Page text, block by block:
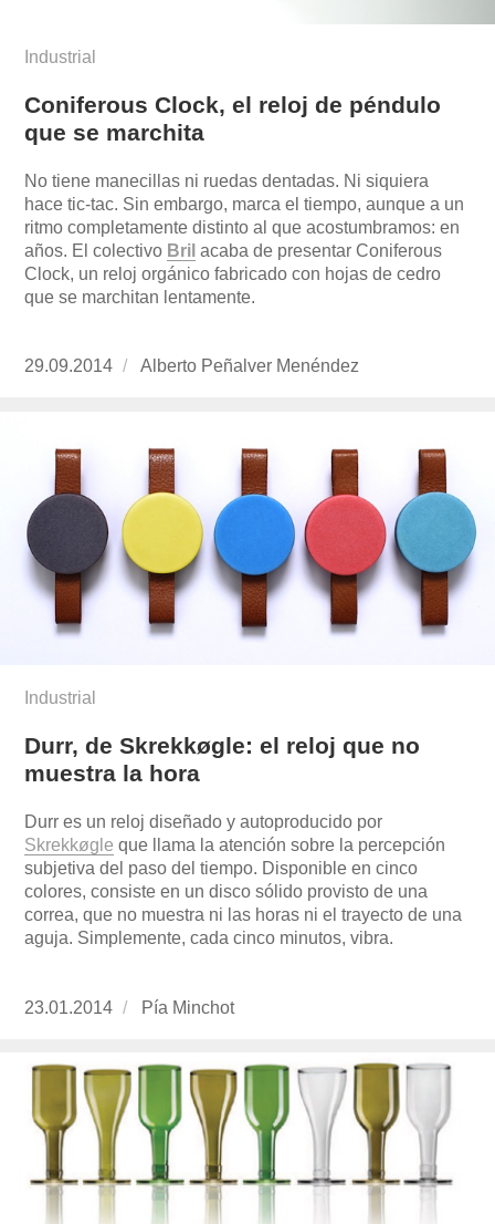
Industrial
Coniferous Clock, el reloj de péndulo
que se marchita
No tiene manecillas ni ruedas dentadas. Ni siquiera
hace tic-tac. Sin embargo, marca el tiempo, aunque a un
ritmo completamente distinto al que acostumbramos: en
años. El colectivo Bril acaba de presentar Coniferous
Clock, un reloj orgánico fabricado con hojas de cedro
que se marchitan lentamente.
Publicado
29.09.2014
https://www.experimenta.es/author/alberto-
Alberto Peñalver Menéndez
Industrial
Durr, de Skrekkøgle: el reloj que no
muestra la hora
Durr es un reloj diseñado y autoproducido por
Skrekkøgle que llama la atención sobre la percepción
subjetiva del paso del tiempo. Disponible en cinco
colores, consiste en un disco sólido provisto de una
correa, que no muestra ni las horas ni el trayecto de una
aguja. Simplemente, cada cinco minutos, vibra.
Publicado
23.01.2014 https://www.experimenta.es/author/pia/
Pía Minchot